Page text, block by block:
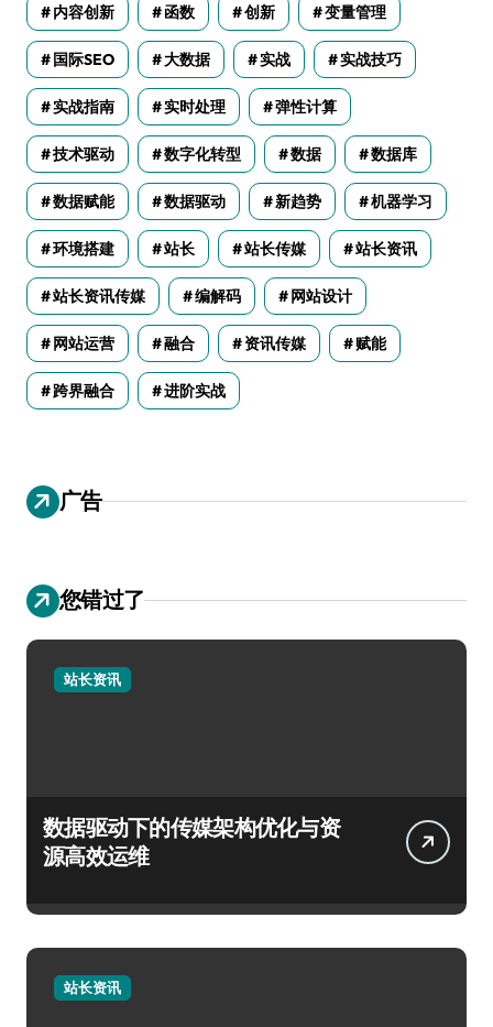
内容创新 函数 创新 变量管理
国际SEO 大数据 实战 实战技巧
实战指南 实时处理 弹性计算
技术驱动 数字化转型 数据 数据库
数据赋能 数据驱动 新趋势 机器学习
环境搭建 站长 站长传媒 站长资讯
站长资讯传媒 编解码 网站设计
网站运营 融合 资讯传媒 赋能
跨界融合 进阶实战
广告
您错过了
站长资讯
数据驱动下的传媒架构优化与资
源高效运维
站长资讯